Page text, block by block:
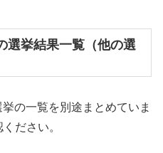
選挙結果一覧（他の選
の一覧を別途まとめていま
ださい。